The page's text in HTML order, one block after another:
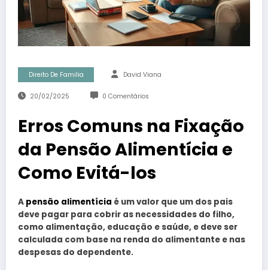
Direito De Familia David Viana
20/02/2025 0 Comentários
Erros Comuns na Fixação
da Pensão Alimentícia e
Como Evitá-los
A pensão alimentícia é um valor que um dos pais
deve pagar para cobrir as necessidades do filho,
como alimentação, educação e saúde, e deve ser
calculada com base na renda do alimentante e nas
despesas do dependente.